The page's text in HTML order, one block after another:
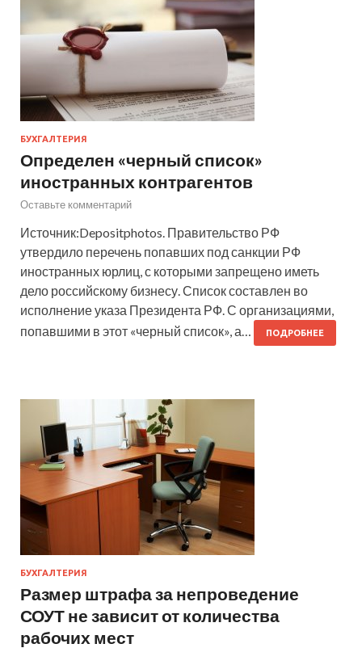
БУХГАЛТЕРИЯ
Определен «черный список»
иностранных контрагентов
Оставьте комментарий
Источник:Depositphotos. Правительство РФ
утвердило перечень попавших под санкции РФ
иностранных юрлиц, с которыми запрещено иметь
дело российскому бизнесу. Список составлен во
исполнение указа Президента РФ. С организациями,
попавшими в этот «черный список», а…
ПОДРОБНЕЕ
БУХГАЛТЕРИЯ
Размер штрафа за непроведение
СОУТ не зависит от количества
рабочих мест